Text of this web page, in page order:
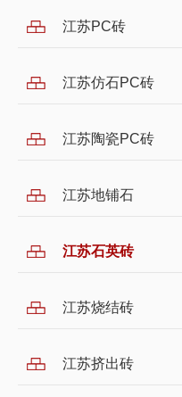
江苏PC砖
江苏仿石PC砖
江苏陶瓷PC砖
江苏地铺石
江苏石英砖
江苏烧结砖
江苏挤出砖